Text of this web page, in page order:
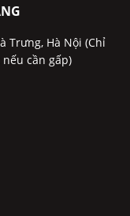
Trưng, Hà Nội (Chỉ
cần gấp)